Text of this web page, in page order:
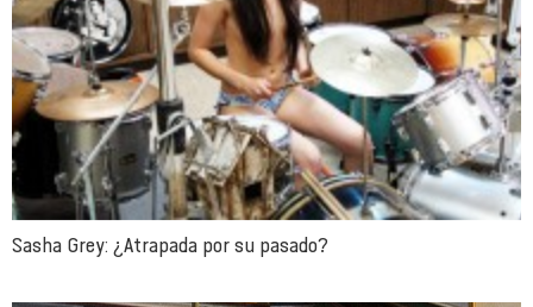
Sasha Grey: ¿Atrapada por su pasado?